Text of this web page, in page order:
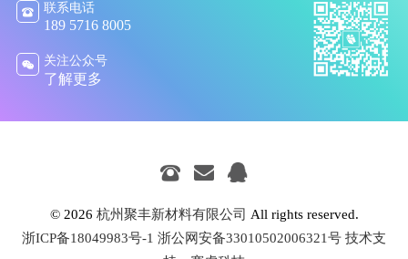
 联系电话
189 5716 8005
 关注公众号
了解更多
© 2026 杭州聚丰新材料有限公司 All rights reserved.
浙ICP备18049983号-1 浙公网安备33010502006321号 技术支